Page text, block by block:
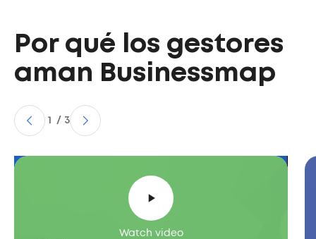
Por qué los gestores
aman Businessmap
1 / 3
Watch video